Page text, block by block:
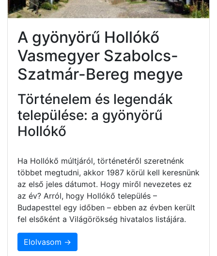
A gyönyörű Hollókő
Vasmegyer Szabolcs-
Szatmár-Bereg megye
Történelem és legendák
települése: a gyönyörű
Hollókő
Ha Hollókő múltjáról, történetéről szeretnénk
többet megtudni, akkor 1987 körül kell keresnünk
az első jeles dátumot. Hogy miről nevezetes ez
az év? Arról, hogy Hollókő település –
Budapesttel egy időben – ebben az évben került
fel elsőként a Világörökség hivatalos listájára.
Elolvasom →